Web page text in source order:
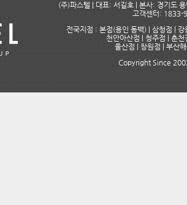
(주)파스텔 | 대표: 서길호 | 본사: 경기도
고객센터: 1833-
전국지점 : 본점(용인 동백) | 삼청점 |
천안아산점 | 청주점 | 춘
울산점 | 창원점 | 부산
Copyright Since